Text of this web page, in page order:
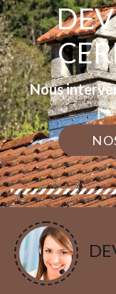
Nous